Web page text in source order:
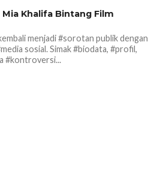
Khalifa Bintang Film
menjadi #sorotan publik dengan
sosial. Simak #biodata, #profil,
#kontroversi...